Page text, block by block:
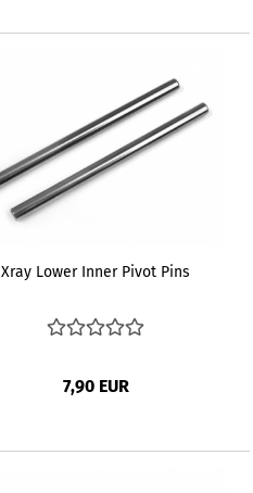
Xray Lower Inner Pivot Pins
7,90 EUR